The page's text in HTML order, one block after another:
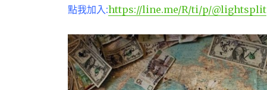
點我加入:https://line.me/R/ti/p/@lightsplit